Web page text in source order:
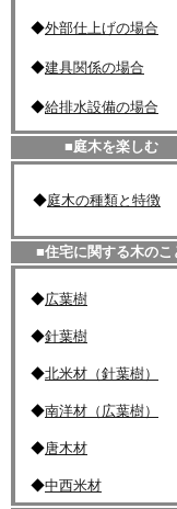
◆外部仕上げの場合
◆建具関係の場合
◆給排水設備の場合
■庭木を楽しむ
◆庭木の種類と特徴
■住宅に関する木のこ
◆広葉樹
◆針葉樹
◆北米材（針葉樹）
◆南洋材（広葉樹）
◆唐木材
◆中西米材